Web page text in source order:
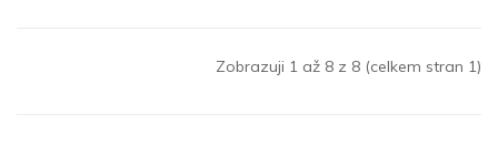
Zobrazuji 1 až 8 z 8 (celkem stran 1)